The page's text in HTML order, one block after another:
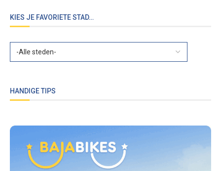
KIES JE FAVORIETE STAD…
HANDIGE TIPS